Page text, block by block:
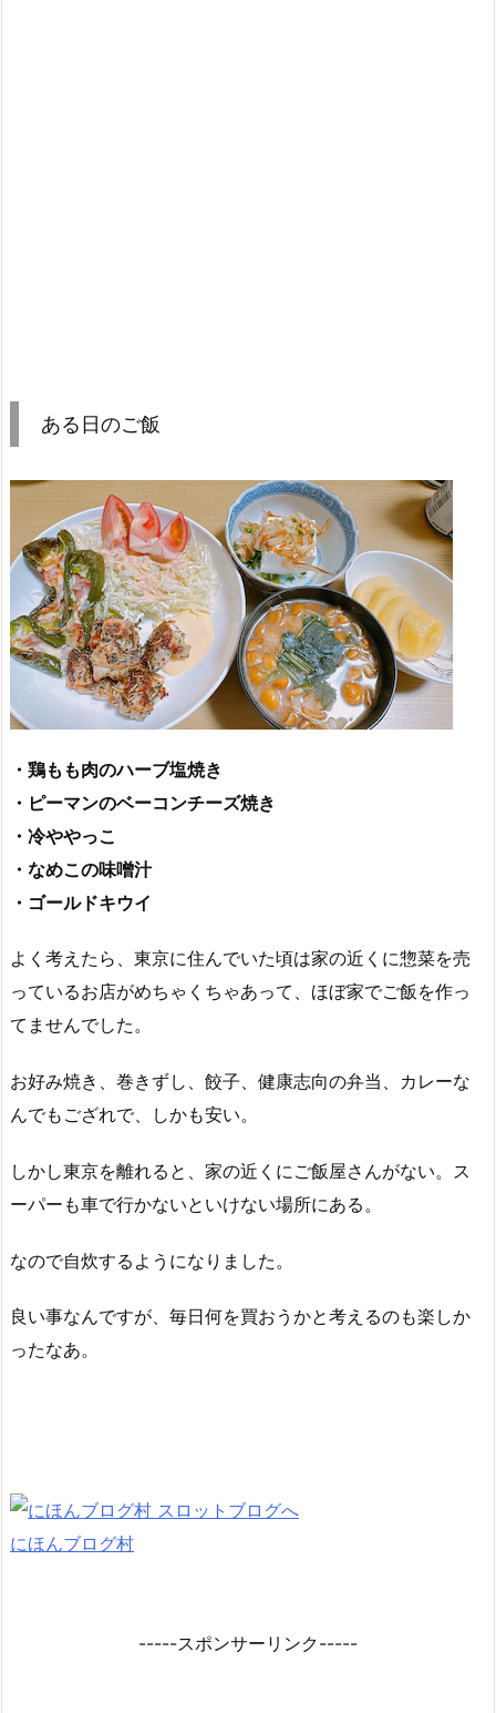
ある日のご飯
・鶏もも肉のハーブ塩焼き
・ピーマンのベーコンチーズ焼き
・冷ややっこ
・なめこの味噌汁
・ゴールドキウイ
よく考えたら、東京に住んでいた頃は家の近くに惣菜を売
っているお店がめちゃくちゃあって、ほぼ家でご飯を作っ
てませんでした。
お好み焼き、巻きずし、餃子、健康志向の弁当、カレーな
んでもござれで、しかも安い。
しかし東京を離れると、家の近くにご飯屋さんがない。ス
ーパーも車で行かないといけない場所にある。
なので自炊するようになりました。
良い事なんですが、毎日何を買おうかと考えるのも楽しか
ったなあ。
にほんブログ村
-----スポンサーリンク-----